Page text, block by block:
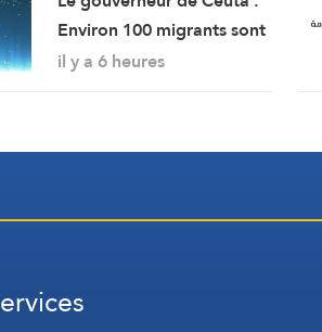
Environ 100 migrants sont
morts lors de l’afflux
il y a 6 heures